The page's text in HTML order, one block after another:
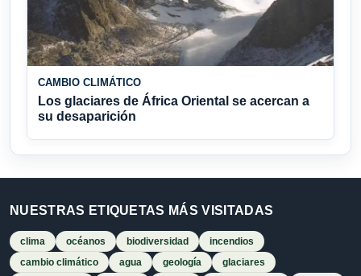
CAMBIO CLIMÁTICO
Los glaciares de África Oriental se acercan a
su desaparición
NUESTRAS ETIQUETAS MÁS VISITADAS
clima océanos biodiversidad
incendios
cambio climático
agua geología
glaciares